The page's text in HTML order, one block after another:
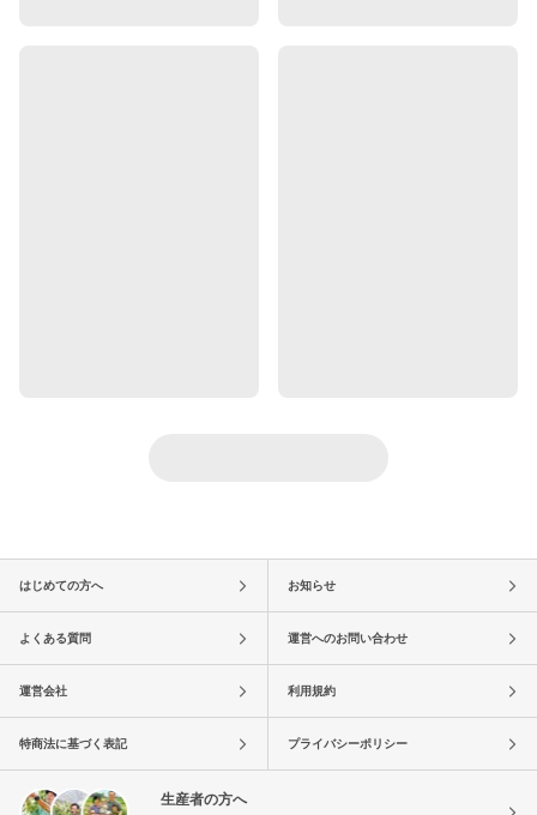
はじめての方へ お知らせ
よくある質問 運営へのお問い合わせ
運営会社 利用規約
特商法に基づく表記 プライバシーポリシー
生産者の方へ